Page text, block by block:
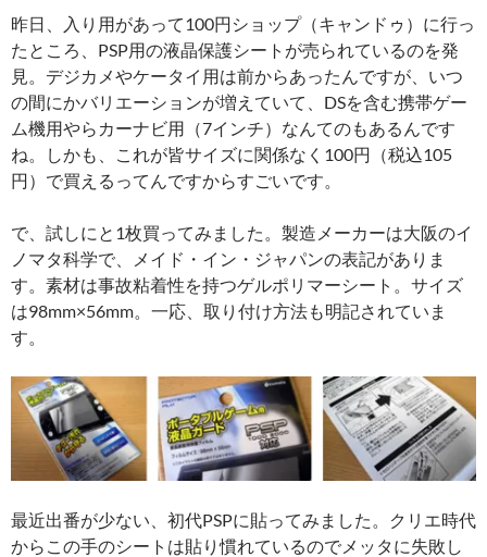
昨日、入り用があって100円ショップ（キャンドゥ）に行っ
たところ、PSP用の液晶保護シートが売られているのを発
見。デジカメやケータイ用は前からあったんですが、いつ
の間にかバリエーションが増えていて、DSを含む携帯ゲー
ム機用やらカーナビ用（7インチ）なんてのもあるんです
ね。しかも、これが皆サイズに関係なく100円（税込105
円）で買えるってんですからすごいです。
で、試しにと1枚買ってみました。製造メーカーは大阪のイ
ノマタ科学で、メイド・イン・ジャパンの表記がありま
す。素材は事故粘着性を持つゲルポリマーシート。サイズ
は98mm×56mm。一応、取り付け方法も明記されていま
す。
最近出番が少ない、初代PSPに貼ってみました。クリエ時代
からこの手のシートは貼り慣れているのでメッタに失敗し